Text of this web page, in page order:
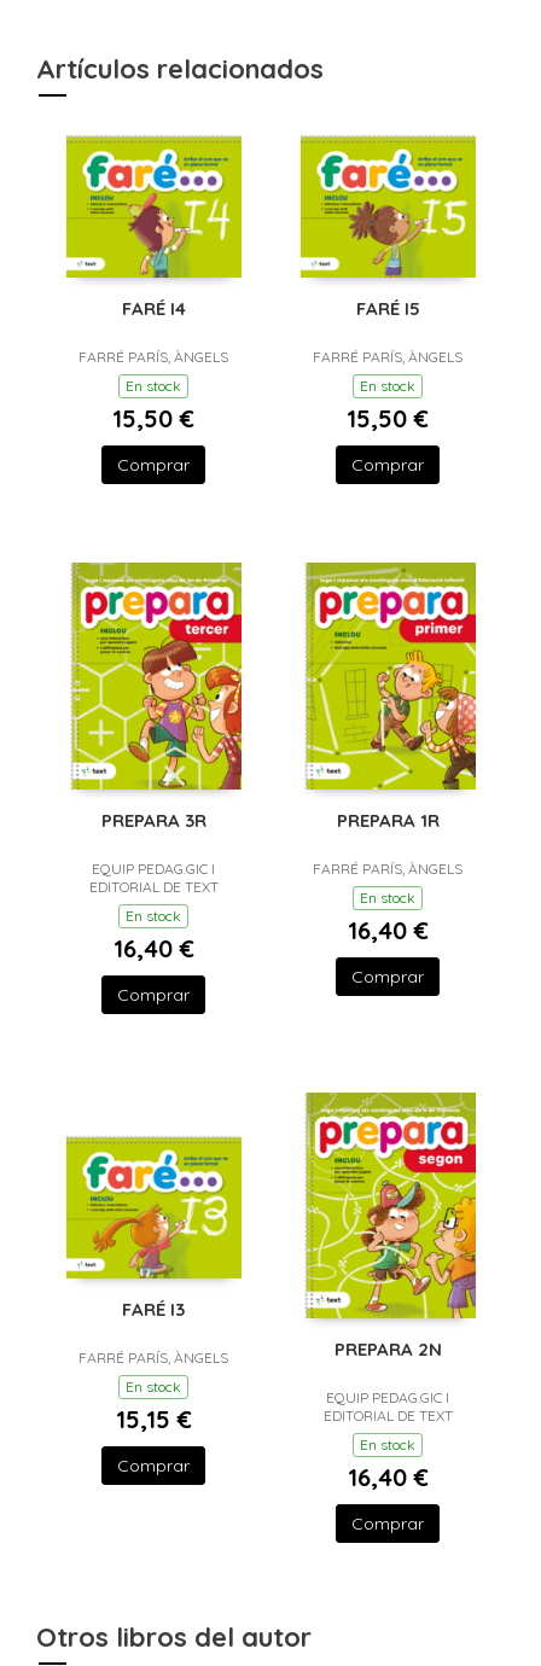
Artículos relacionados
FARÉ I4
FARRÉ PARÍS, ÀNGELS
En stock
15,50 €
Comprar
FARÉ I5
FARRÉ PARÍS, ÀNGELS
En stock
15,50 €
Comprar
PREPARA 3R
EQUIP PEDAG.GIC I
EDITORIAL DE TEXT
En stock
16,40 €
Comprar
PREPARA 1R
FARRÉ PARÍS, ÀNGELS
En stock
16,40 €
Comprar
FARÉ I3
FARRÉ PARÍS, ÀNGELS
En stock
15,15 €
Comprar
PREPARA 2N
EQUIP PEDAG.GIC I
EDITORIAL DE TEXT
En stock
16,40 €
Comprar
Otros libros del autor